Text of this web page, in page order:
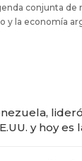
conjunta de
y la economía
y hoy